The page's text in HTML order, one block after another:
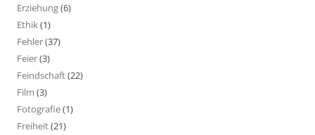
Erziehung(6)
Ethik(1)
Fehler(37)
Feier(3)
Feindschaft(22)
Film (3)
Fotografie(1)
Freiheit(21)